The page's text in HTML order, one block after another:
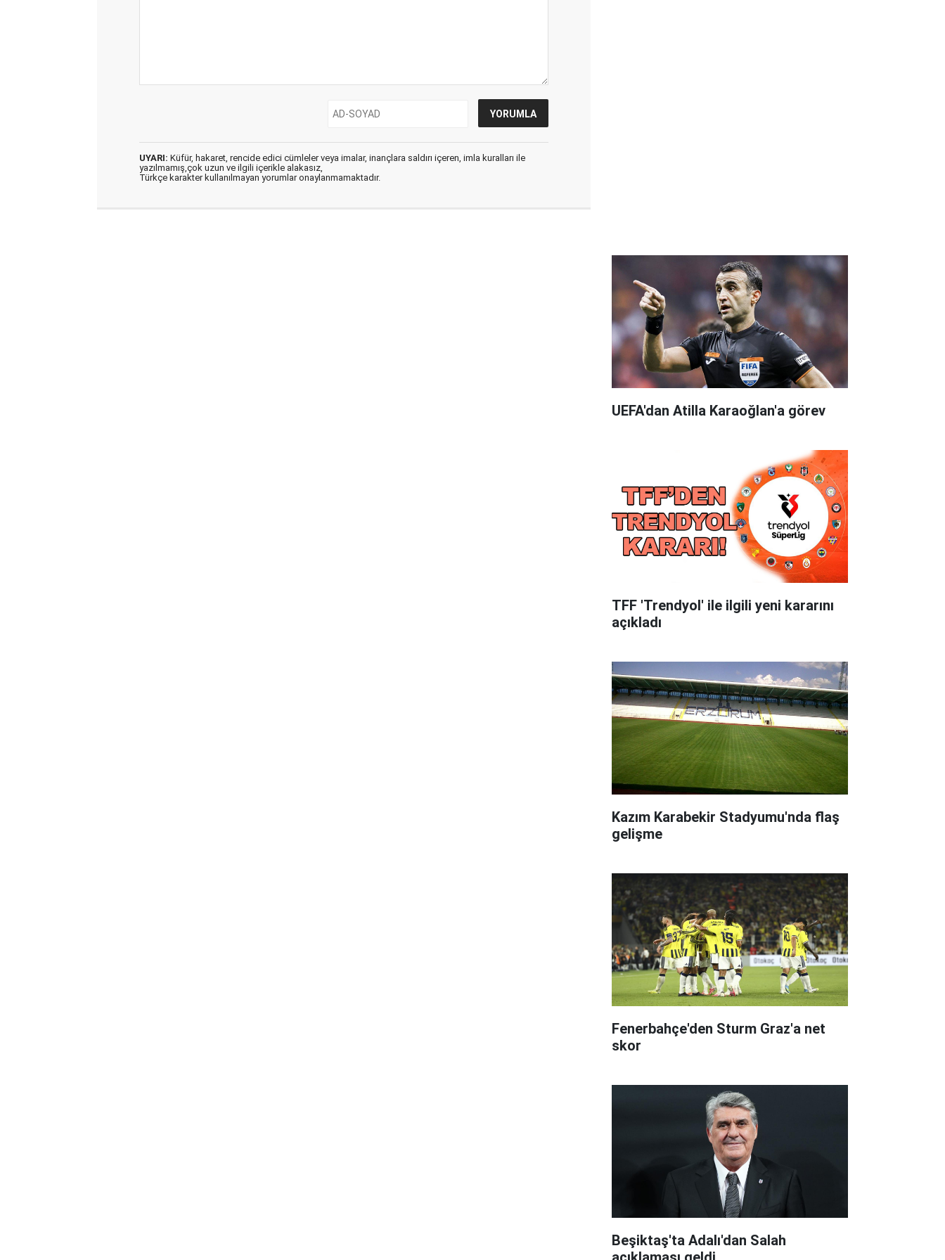
UYARI: Küfür, hakaret, rencide edici cümleler veya imalar, inançlara saldırı içeren, imla kuralları ile
yazılmamış,çok uzun ve ilgili içerikle alakasız,
Türkçe karakter kullanılmayan yorumlar onaylanmamaktadır.
UEFA'dan Atilla Karaoğlan'a görev
TFF 'Trendyol' ile ilgili yeni kararını
açıkladı
Kazım Karabekir Stadyumu'nda flaş
gelişme
Fenerbahçe'den Sturm Graz'a net
skor
Beşiktaş'ta Adalı'dan Salah